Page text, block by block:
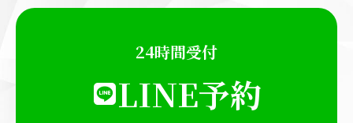
24時間受付
LINE予約